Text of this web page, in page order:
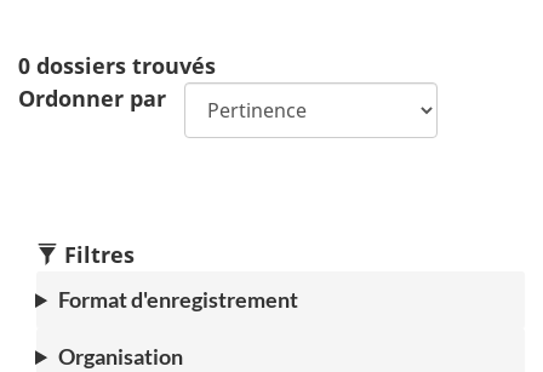
0 dossiers trouvés
Ordonner par
Filtres
Format d'enregistrement
Organisation